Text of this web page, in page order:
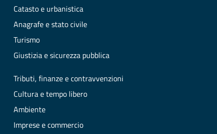
Catasto e urbanistica
Anagrafe e stato civile
Turismo
Giustizia e sicurezza pubblica
Tributi, finanze e contravvenzioni
Cultura e tempo libero
Ambiente
Imprese e commercio